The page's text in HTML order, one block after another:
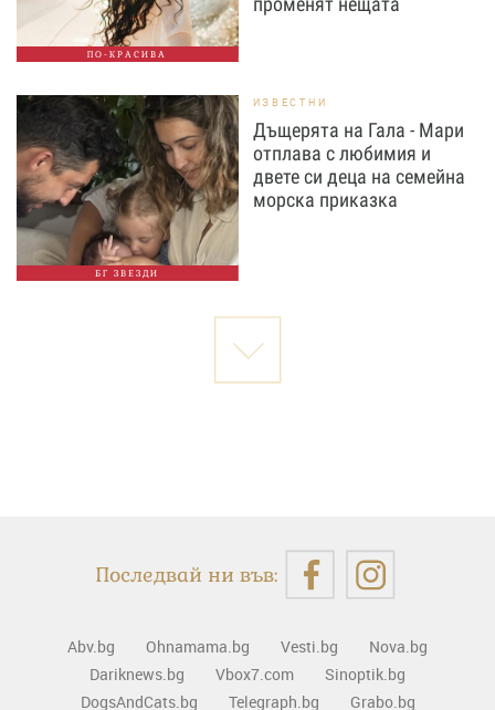
ПО-КРАСИВА
БГ ЗВЕЗДИ
ИЗВЕСТНИ
Дъщерята на Гала - Мари
отплава с любимия и
двете си деца на семейна
морска приказка
Последвай ни във:
Abv.bg Ohnamama.bg Vesti.bg
Nova.bg
Dariknews.bg
Vbox7.com
Sinoptik.bg
DogsAndCats.bg
Telegraph.bg Grabo.bg